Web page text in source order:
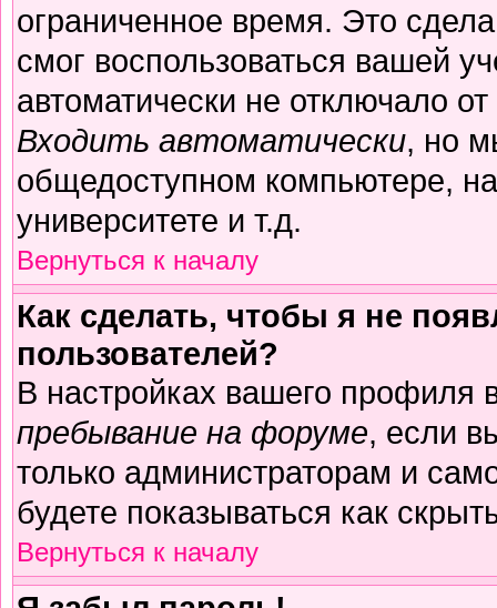
ограниченное время. Это
смог воспользоваться вашей
автоматически не отключало
Входить автоматически, но
общедоступном компьютере,
университете и т.д.
Вернуться к началу
Как сделать, чтобы я не
пользователей?
В настройках вашего
пребывание на форуме, если
только администраторам и
будете показываться как
Вернуться к началу